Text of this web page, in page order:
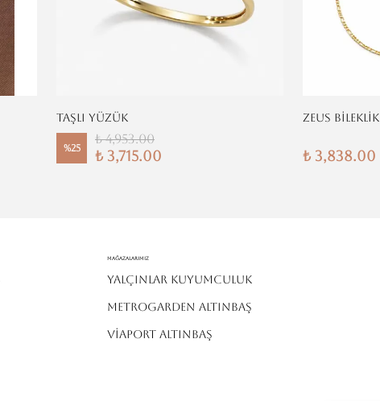
TAŞLI YÜZÜK
%25
₺ 4,953.00
₺ 3,715.00
ZEUS BİLEKLİK
₺ 3,838.00
MAĞAZALARIMIZ
YALÇINLAR KUYUMCULUK
METROGARDEN ALTINBAŞ
VİAPORT ALTINBAŞ